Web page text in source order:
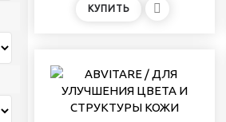
КУПИТЬ